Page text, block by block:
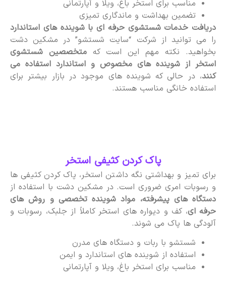
مناسب برای استخر باغ، ویلا و آپارتمانی
تضمین بهداشت و ماندگاری تمیزی
دریافت خدمات شستشوی حرفه ای با شوینده های استاندارد
را می توانید از شرکت “سایت شستشو” در مشکین دشت
بخواهید. نکته مهم این است که متخصصین شستشوی
استخر از شوینده های مخصوص و استاندارد استفاده می
کنند، در حالی که شوینده های موجود در بازار بیشتر برای
استفاده خانگی مناسب هستند.
پاک کردن کثیفی استخر
برای تمیز و بهداشتی نگه داشتن استخر، پاک کردن کثیفی ها
و رسوبات امری ضروری است. در مشکین دشت با استفاده از
دستگاه های پیشرفته، مواد شوینده تخصصی و روش های
حرفه ای، کف و دیواره های استخر کاملاً از جلبک، رسوبات و
آلودگی ها پاک می شوند.
شستشو با ربات و دستگاه های مدرن
استفاده از شوینده های استاندارد و ایمن
مناسب برای استخر باغ، ویلا و آپارتمانی